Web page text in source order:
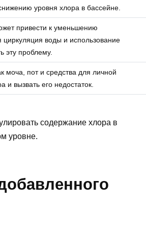
уровня хлора в бассейне.
привести к уменьшению
циркуляция воды и использование
эту проблему.
моча, пот и средства для личной
и вызвать его недостаток.
содержание хлора в
уровне.